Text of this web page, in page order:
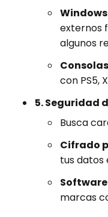
externos
algunos
con PS5,
5. Seguridad
Busca
Cifrado
tus datos
marcas